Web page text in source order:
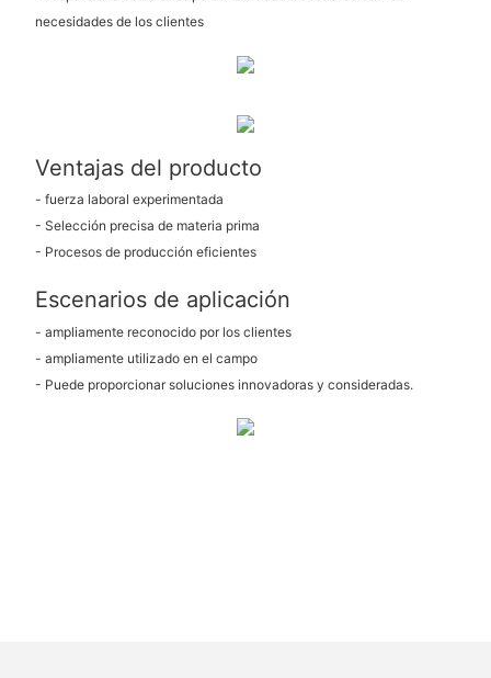
necesidades de los clientes
Ventajas del producto
- fuerza laboral experimentada
- Selección precisa de materia prima
- Procesos de producción eficientes
Escenarios de aplicación
- ampliamente reconocido por los clientes
- ampliamente utilizado en el campo
- Puede proporcionar soluciones innovadoras y consideradas.